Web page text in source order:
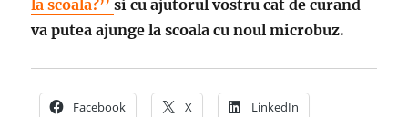
la scoala?’’si cu ajutorul vostru cat de curand
va putea ajunge la scoala cu noul microbuz.
Facebook X LinkedIn